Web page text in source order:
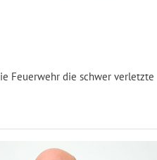
Feuerwehr die schwer verletzte